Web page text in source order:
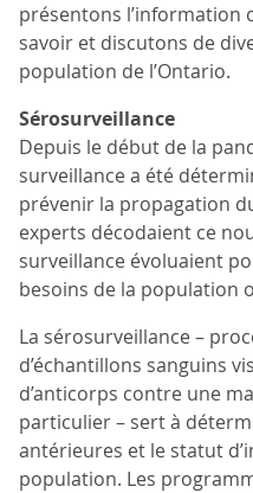
présentons l’information
savoir et discutons de
population de l’Ontario.
Sérosurveillance
Depuis le début de la
surveillance a été
prévenir la propagation
experts décodaient ce
surveillance évoluaient
besoins de la population
La sérosurveillance –
d’échantillons sanguins
d’anticorps contre une
particulier – sert à
antérieures et le statut
population. Les